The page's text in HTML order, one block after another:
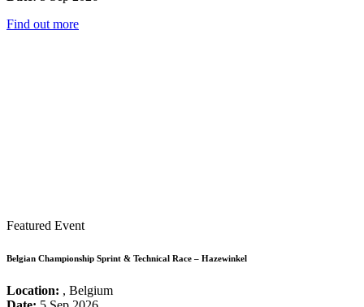
Find out more
Featured Event
Belgian Championship Sprint & Technical Race – Hazewinkel
Location: , Belgium